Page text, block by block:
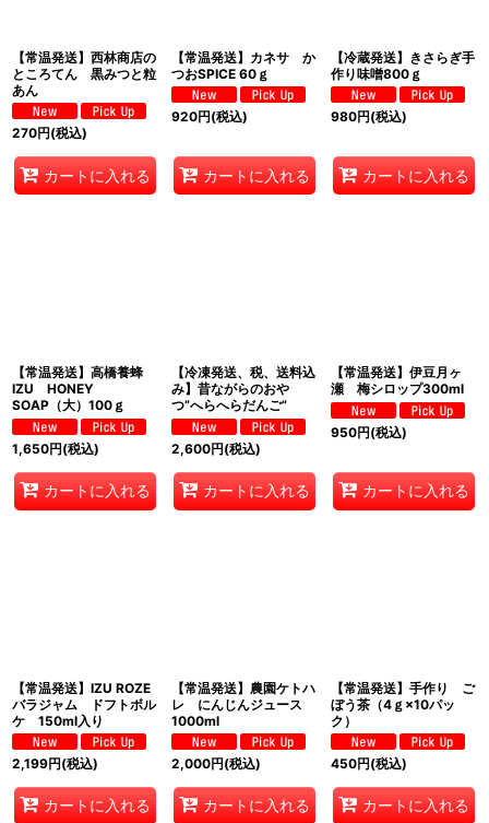
【常温発送】西林商店の
ところてん 黒みつと粒
あん
270円(税込)
カートに入れる
【常温発送】カネサ か
つおSPICE 60ｇ
920円(税込)
カートに入れる
【冷蔵発送】きさらぎ手
作り味噌800ｇ
980円(税込)
カートに入れる
【常温発送】高橋養蜂
IZU HONEY
SOAP（大）100ｇ
1,650円(税込)
カートに入れる
【冷凍発送、税、送料込
み】昔ながらのおや
つ”へらへらだんご”
2,600円(税込)
カートに入れる
【常温発送】伊豆月ヶ
瀬 梅シロップ300ml
950円(税込)
カートに入れる
【常温発送】IZU ROZE
バラジャム ドフトボル
ケ 150ml入り
2,199円(税込)
カートに入れる
【常温発送】農園ケトハ
レ にんじんジュース
1000ml
2,000円(税込)
カートに入れる
【常温発送】手作り ご
ぼう茶（4ｇ×10パッ
ク）
450円(税込)
カートに入れる